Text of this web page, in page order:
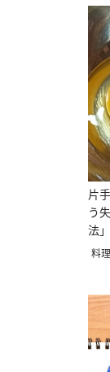
片
う
法」
料